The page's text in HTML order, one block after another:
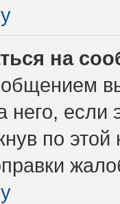
на
него,
по этой